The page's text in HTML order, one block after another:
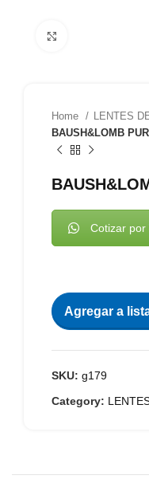
Home
LENTES
BAUSH&LOMB
Cotizar por
Agregar a
SKU: g179
Category: